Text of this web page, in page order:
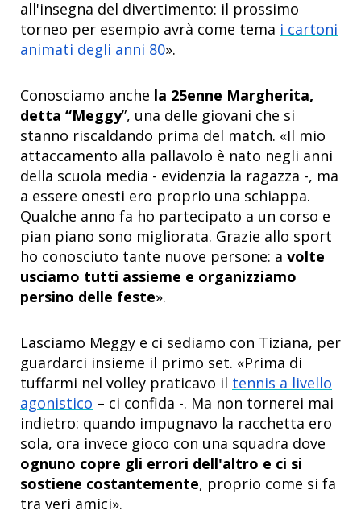
all'insegna del divertimento: il prossimo
torneo per esempio avrà come tema i cartoni
animati degli anni 80».
Conosciamo anche la 25enne Margherita,
detta “Meggy”, una delle giovani che si
stanno riscaldando prima del match. «Il mio
attaccamento alla pallavolo è nato negli anni
della scuola media - evidenzia la ragazza -, ma
a essere onesti ero proprio una schiappa.
Qualche anno fa ho partecipato a un corso e
pian piano sono migliorata. Grazie allo sport
ho conosciuto tante nuove persone: a volte
usciamo tutti assieme e organizziamo
persino delle feste».
Lasciamo Meggy e ci sediamo con Tiziana, per
guardarci insieme il primo set. «Prima di
tuffarmi nel volley praticavo il tennis a livello
agonistico – ci confida -. Ma non tornerei mai
indietro: quando impugnavo la racchetta ero
sola, ora invece gioco con una squadra dove
ognuno copre gli errori dell'altro e ci si
sostiene costantemente, proprio come si fa
tra veri amici».